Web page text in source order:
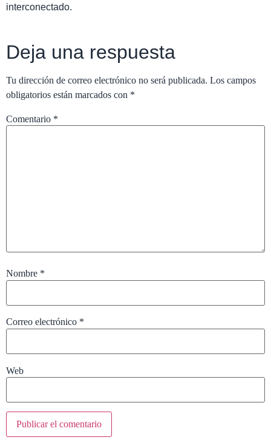
interconectado.
Deja una respuesta
Tu dirección de correo electrónico no será publicada. Los campos
obligatorios están marcados con *
Comentario *
Nombre *
Correo electrónico *
Web